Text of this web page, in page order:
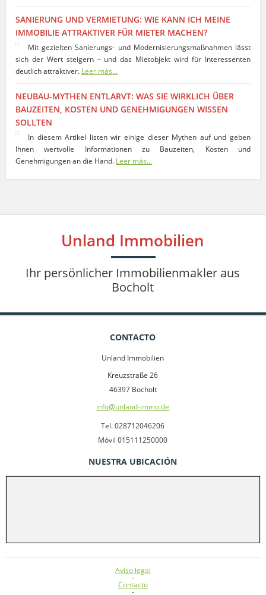
SANIERUNG UND VERMIETUNG: WIE KANN ICH MEINE
IMMOBILIE ATTRAKTIVER FÜR MIETER MACHEN?
Mit gezielten Sanierungs- und Modernisierungsmaßnahmen lässt
sich der Wert steigern – und das Mietobjekt wird für Interessenten
deutlich attraktiver. Leer más...
NEUBAU-MYTHEN ENTLARVT: WAS SIE WIRKLICH ÜBER
BAUZEITEN, KOSTEN UND GENEHMIGUNGEN WISSEN
SOLLTEN
In diesem Artikel listen wir einige dieser Mythen auf und geben
Ihnen wertvolle Informationen zu Bauzeiten, Kosten und
Genehmigungen an die Hand. Leer más...
Unland Immobilien
Ihr persönlicher Immobilienmakler aus
Bocholt
CONTACTO
Unland Immobilien
Kreuzstraße 26
46397 Bocholt
info@unland-immo.de
Tel. 028712046206
Móvil 015111250000
NUESTRA UBICACIÓN
Aviso legal
-
Contacto
-